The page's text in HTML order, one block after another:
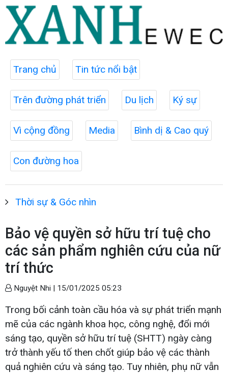
Trang chủ Tin tức nổi bật
Trên đường phát triển Du lịch Ký sự
Vì cộng đồng Media Bình dị & Cao quý
Con đường hoa
Thời sự & Góc nhìn
Bảo vệ quyền sở hữu trí tuệ cho
các sản phẩm nghiên cứu của nữ
trí thức
Nguyệt Nhi | 15/01/2025 05:23
Trong bối cảnh toàn cầu hóa và sự phát triển mạnh
mẽ của các ngành khoa học, công nghệ, đổi mới
sáng tạo, quyền sở hữu trí tuệ (SHTT) ngày càng
trở thành yếu tố then chốt giúp bảo vệ các thành
quả nghiên cứu và sáng tạo. Tuy nhiên, phụ nữ vẫn